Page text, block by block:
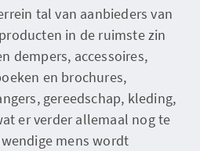
tal van aanbieders van
in de ruimste zin
dempers, accessoires,
en brochures,
gereedschap, kleding,
er verder allemaal nog te
mens wordt